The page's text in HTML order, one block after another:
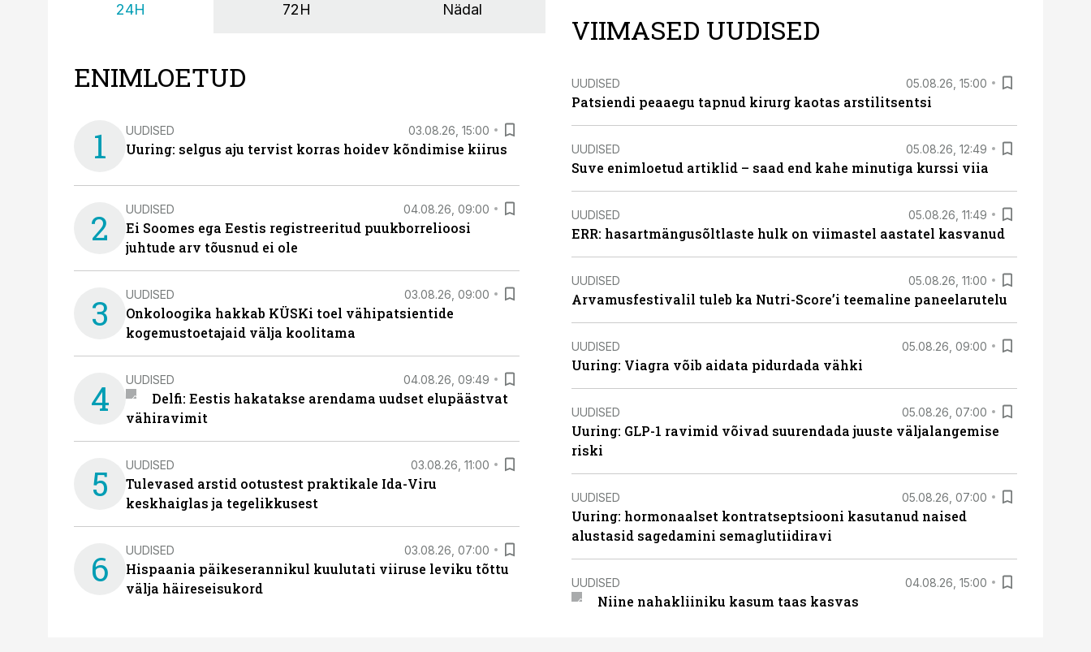
24H 72H Nädal
ENIMLOETUD
1 UUDISED 03.08.26, 15:00
Uuring: selgus aju tervist korras hoidev kõndimise kiirus
2 UUDISED 04.08.26, 09:00
Ei Soomes ega Eestis registreeritud puukborrelioosi
juhtude arv tõusnud ei ole
3 UUDISED 03.08.26, 09:00
Onkoloogika hakkab KÜSKi toel vähipatsientide
kogemustoetajaid välja koolitama
4 UUDISED 04.08.26, 09:49
Delfi: Eestis hakatakse arendama uudset elupäästvat
vähiravimit
5 UUDISED 03.08.26, 11:00
Tulevased arstid ootustest praktikale Ida-Viru
keskhaiglas ja tegelikkusest
6 UUDISED 03.08.26, 07:00
Hispaania päikeserannikul kuulutati viiruse leviku tõttu
välja häireseisukord
VIIMASED UUDISED
UUDISED 05.08.26, 15:00
Patsiendi peaaegu tapnud kirurg kaotas arstilitsentsi
UUDISED 05.08.26, 12:49
Suve enimloetud artiklid – saad end kahe minutiga kurssi viia
UUDISED 05.08.26, 11:49
ERR: hasartmängusõltlaste hulk on viimastel aastatel kasvanud
UUDISED 05.08.26, 11:00
Arvamusfestivalil tuleb ka Nutri-Score’i teemaline paneelarutelu
UUDISED 05.08.26, 09:00
Uuring: Viagra võib aidata pidurdada vähki
UUDISED 05.08.26, 07:00
Uuring: GLP-1 ravimid võivad suurendada juuste väljalangemise
riski
UUDISED 05.08.26, 07:00
Uuring: hormonaalset kontratseptsiooni kasutanud naised
alustasid sagedamini semaglutiidiravi
UUDISED 04.08.26, 15:00
Niine nahakliiniku kasum taas kasvas